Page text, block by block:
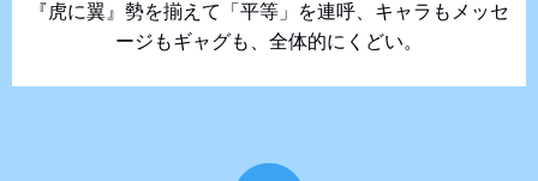
『虎に翼』勢を揃えて「平等」を連呼、キャラもメッセ
ージもギャグも、全体的にくどい。